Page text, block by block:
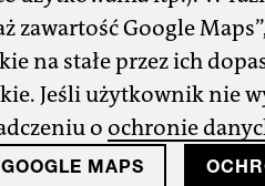
zawartość Google
na stałe przez ich
Jeśli użytkownik nie
o ochronie
MAPS